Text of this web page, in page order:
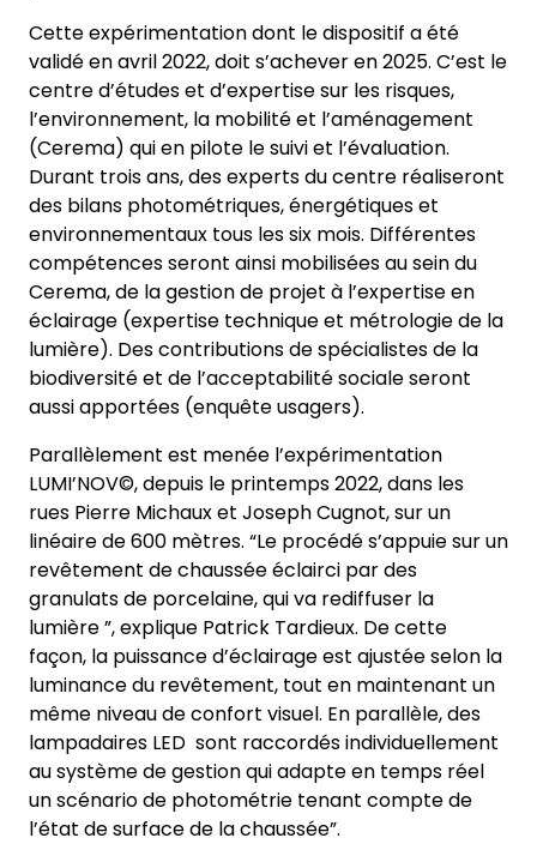
Cette expérimentation dont le dispositif a été
validé en avril 2022, doit s’achever en 2025. C’est le
centre d’études et d’expertise sur les risques,
l’environnement, la mobilité et l’aménagement
(Cerema) qui en pilote le suivi et l’évaluation.
Durant trois ans, des experts du centre réaliseront
des bilans photométriques, énergétiques et
environnementaux tous les six mois. Différentes
compétences seront ainsi mobilisées au sein du
Cerema, de la gestion de projet à l’expertise en
éclairage (expertise technique et métrologie de la
lumière). Des contributions de spécialistes de la
biodiversité et de l’acceptabilité sociale seront
aussi apportées (enquête usagers).
Parallèlement est menée l’expérimentation
LUMI’NOV©, depuis le printemps 2022, dans les
rues Pierre Michaux et Joseph Cugnot, sur un
linéaire de 600 mètres. “Le procédé s’appuie sur un
revêtement de chaussée éclairci par des
granulats de porcelaine, qui va rediffuser la
lumière ”, explique Patrick Tardieux. De cette
façon, la puissance d’éclairage est ajustée selon la
luminance du revêtement, tout en maintenant un
même niveau de confort visuel. En parallèle, des
lampadaires LED sont raccordés individuellement
au système de gestion qui adapte en temps réel
un scénario de photométrie tenant compte de
l’état de surface de la chaussée”.